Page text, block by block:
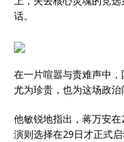
话。
在一片喧嚣与责难声中
尤为珍贵，也为这场政治
他敏锐地指出，蒋万安
演则选择在29日才正式